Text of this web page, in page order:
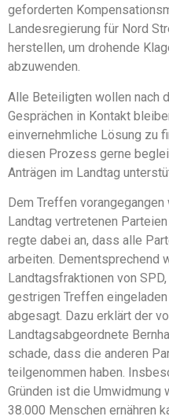
geforderten
Landesregierung für Nord
herstellen, um drohende
abzuwenden.
Alle Beteiligten wollen nach
Gesprächen in Kontakt
einvernehmliche Lösung zu
diesen Prozess gerne
Anträgen im Landtag
Dem Treffen
Landtag vertretenen
regte dabei an, dass alle
arbeiten. Dementsprechend
Landtagsfraktionen von
gestrigen Treffen
abgesagt. Dazu erklärt der
Landtagsabgeordnete
schade, dass die anderen
teilgenommen haben.
Gründen ist die
38.000 Menschen ernähren